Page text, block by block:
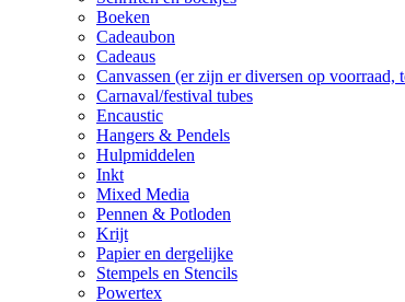
Boeken
Cadeaubon
Cadeaus
Canvassen (er zijn er diversen op voorraad,
Carnaval/festival tubes
Encaustic
Hangers & Pendels
Hulpmiddelen
Inkt
Mixed Media
Pennen & Potloden
Krijt
Papier en dergelijke
Stempels en Stencils
Powertex